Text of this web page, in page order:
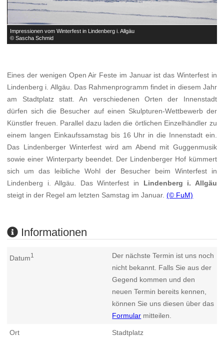
Impressionen vom Winterfest in Lindenberg i. Allgäu
© Sascha Schmid
Eines der wenigen Open Air Feste im Januar ist das Winterfest in
Lindenberg i. Allgäu. Das Rahmenprogramm findet in diesem Jahr
am Stadtplatz statt. An verschiedenen Orten der Innenstadt
dürfen sich die Besucher auf einen Skulpturen-Wettbewerb der
Künstler freuen. Parallel dazu laden die örtlichen Einzelhändler zu
einem langen Einkaufssamstag bis 16 Uhr in die Innenstadt ein.
Das Lindenberger Winterfest wird am Abend mit Guggenmusik
sowie einer Winterparty beendet. Der Lindenberger Hof kümmert
sich um das leibliche Wohl der Besucher beim Winterfest in
Lindenberg i. Allgäu. Das Winterfest in Lindenberg i. Allgäu
steigt in der Regel am letzten Samstag im Januar.(© FuM)
Informationen
Datum1
Der nächste Termin ist uns noch
nicht bekannt. Falls Sie aus der
Gegend kommen und den
neuen Termin bereits kennen,
können Sie uns diesen über das
Formular mitteilen.
Ort
Stadtplatz